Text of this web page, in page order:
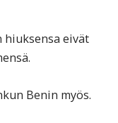
hiuksensa eivät
Benin myös.